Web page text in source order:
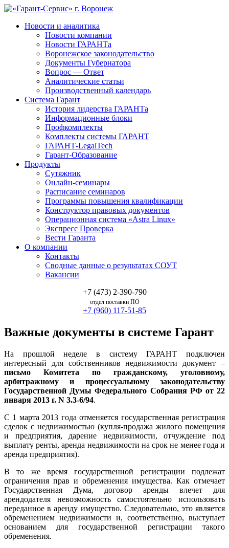
Новости и аналитика
Новости компании
Новости ГАРАНТа
Воронежское законодательство
Документы Губернатора
Вопрос — Ответ
Аналитические статьи
Производственный календарь
Система Гарант
История лидерства ГАРАНТа
Информационные блоки
Профкомплекты
Комплекты системы ГАРАНТ
ГАРАНТ-LegalTech
Гарант-Образование
Продукты
Сутяжник
Онлайн-семинары
Расписание семинаров
Программы повышения квалификации
Конструктор правовых документов
Операционная система «Astra Linux»
Экспресс Проверка
Вести Гаранта
О компании
Контакты
Сводные данные о результатах СОУТ
Вакансии
+7 (473) 2-390-790
отдел поставки ПО
+7 (960) 117-51-85
Важные документы в системе Гарант
На прошлой неделе в систему ГАРАНТ подключен
интересный для собственников недвижимости документ –
письмо Комитета по гражданскому, уголовному,
арбитражному и процессуальному законодательству
Государственной Думы Федерального Собрания РФ от 22
января 2013 г. N 3.3-6/94.
С 1 марта 2013 года отменяется государственная регистрация
сделок с недвижимостью (купля-продажа жилого помещения
и предприятия, дарение недвижимости, отчуждение под
выплату ренты, аренда недвижимости на срок не менее года и
аренда предприятия).
В то же время государственной регистрации подлежат
ограничения прав и обременения имущества. Как отмечает
Государственная Дума, договор аренды влечет для
арендодателя невозможность самостоятельно использовать
переданное в аренду имущество. Следовательно, это является
обременением недвижимости и, соответственно, выступает
основанием для государственной регистрации такого
обременения.